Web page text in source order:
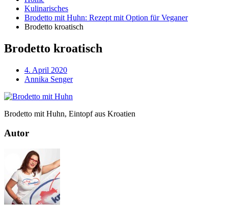
Kulinarisches
Brodetto mit Huhn: Rezept mit Option für Veganer
Brodetto kroatisch
Brodetto kroatisch
4. April 2020
Annika Senger
Brodetto mit Huhn, Eintopf aus Kroatien
Autor